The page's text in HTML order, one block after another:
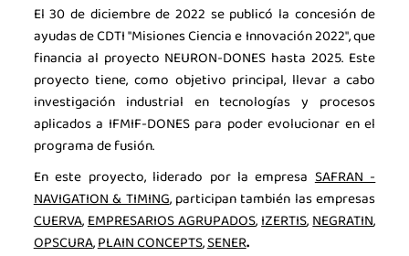
El 30 de diciembre de 2022 se publicó la concesión de
ayudas de CDTI "Misiones Ciencia e Innovación 2022", que
financia al proyecto NEURON-DONES hasta 2025. Este
proyecto tiene, como objetivo principal, llevar a cabo
investigación industrial en tecnologías y procesos
aplicados a IFMIF-DONES para poder evolucionar en el
programa de fusión.
En este proyecto, liderado por la empresaSAFRAN -
NAVIGATION & TIMING, participan también las empresas
CUERVA,EMPRESARIOS AGRUPADOS,IZERTIS,NEGRATIN,
OPSCURA,PLAIN CONCEPTS,SENER.